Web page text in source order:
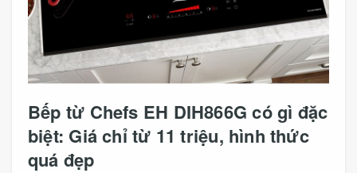
Bếp từ Chefs EH DIH866G có gì đặc
biệt: Giá chỉ từ 11 triệu, hình thức
quá đẹp